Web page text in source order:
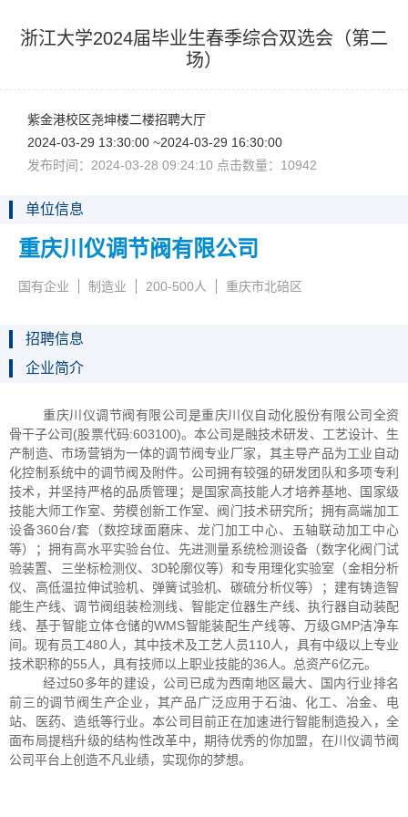
浙江大学2024届毕业生春季综合双选会（第二
场）
紫金港校区尧坤楼二楼招聘大厅
2024-03-2913:30:00~2024-03-2916:30:00
发布时间：2024-03-2809:24:10点击数量：10942
单位信息
重庆川仪调节阀有限公司
国有企业 制造业 200-500人 重庆市北碚区
招聘信息
企业简介
重庆川仪调节阀有限公司是重庆川仪自动化股份有限公司全资
骨干子公司(股票代码:603100)。本公司是融技术研发、工艺设计、生
产制造、市场营销为一体的调节阀专业厂家，其主导产品为工业自动
化控制系统中的调节阀及附件。公司拥有较强的研发团队和多项专利
技术，并坚持严格的品质管理；是国家高技能人才培养基地、国家级
技能大师工作室、劳模创新工作室、阀门技术研究所；拥有高端加工
设备360台/套（数控球面磨床、龙门加工中心、五轴联动加工中心
等）；拥有高水平实验台位、先进测量系统检测设备（数字化阀门试
验装置、三坐标检测仪、 3D轮廓仪等）和专用理化实验室（金相分析
仪、高低温拉伸试验机、弹簧试验机、碳硫分析仪等）；建有铸造智
能生产线、调节阀组装检测线、智能定位器生产线、执行器自动装配
线、基于智能立体仓储的WMS智能装配生产线等、万级GMP洁净车
间。现有员工480人，其中技术及工艺人员110人，具有中级以上专业
技术职称的55人，具有技师以上职业技能的36人。总资产6亿元。
经过50多年的建设，公司已成为西南地区最大、国内行业排名
前三的调节阀生产企业，其产品广泛应用于石油、化工、冶金、电
站、医药、造纸等行业。本公司目前正在加速进行智能制造投入，全
面布局提档升级的结构性改革中，期待优秀的你加盟，在川仪调节阀
公司平台上创造不凡业绩，实现你的梦想。